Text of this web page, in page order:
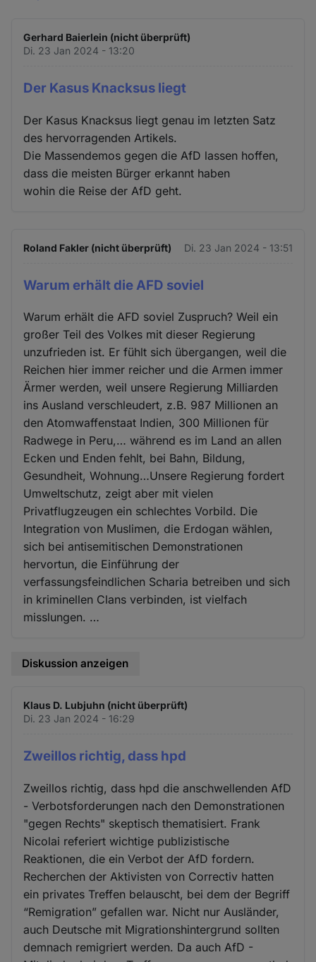
Gerhard Baierlein (nicht überprüft)
Di. 23 Jan 2024 - 13:20
Der Kasus Knacksus liegt
Der Kasus Knacksus liegt genau im letzten Satz
des hervorragenden Artikels.
Die Massendemos gegen die AfD lassen hoffen,
dass die meisten Bürger erkannt haben
wohin die Reise der AfD geht.
Roland Fakler (nicht überprüft) Di. 23 Jan 2024 - 13:51
Warum erhält die AFD soviel
Warum erhält die AFD soviel Zuspruch? Weil ein
großer Teil des Volkes mit dieser Regierung
unzufrieden ist. Er fühlt sich übergangen, weil die
Reichen hier immer reicher und die Armen immer
Ärmer werden, weil unsere Regierung Milliarden
ins Ausland verschleudert, z.B. 987 Millionen an
den Atomwaffenstaat Indien, 300 Millionen für
Radwege in Peru,… während es im Land an allen
Ecken und Enden fehlt, bei Bahn, Bildung,
Gesundheit, Wohnung…Unsere Regierung fordert
Umweltschutz, zeigt aber mit vielen
Privatflugzeugen ein schlechtes Vorbild. Die
Integration von Muslimen, die Erdogan wählen,
sich bei antisemitischen Demonstrationen
hervortun, die Einführung der
verfassungsfeindlichen Scharia betreiben und sich
in kriminellen Clans verbinden, ist vielfach
misslungen. …
Diskussion anzeigen
Klaus D. Lubjuhn (nicht überprüft)
Di. 23 Jan 2024 - 16:29
Zweillos richtig, dass hpd
Zweillos richtig, dass hpd die anschwellenden AfD
- Verbotsforderungen nach den Demonstrationen
"gegen Rechts" skeptisch thematisiert. Frank
Nicolai referiert wichtige publizistische
Reaktionen, die ein Verbot der AfD fordern.
Recherchen der Aktivisten von Correctiv hatten
ein privates Treffen belauscht, bei dem der Begriff
“Remigration” gefallen war. Nicht nur Ausländer,
auch Deutsche mit Migrationshintergrund sollten
demnach remigriert werden. Da auch AfD -